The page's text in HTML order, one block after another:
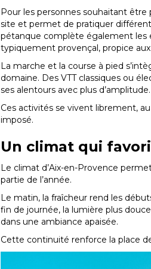
Pour les personnes souhaitant être
site et permet de pratiquer
pétanque complète également les
typiquement provençal, propice
La marche et la course à pied
domaine. Des VTT classiques ou
ses alentours avec plus d’amplitude.
Ces activités se vivent librement,
imposé.
Un climat qui
Le climat d’Aix-en-Provence
partie de l’année.
Le matin, la fraîcheur rend les
fin de journée, la lumière plus
dans une ambiance apaisée.
Cette continuité renforce la place